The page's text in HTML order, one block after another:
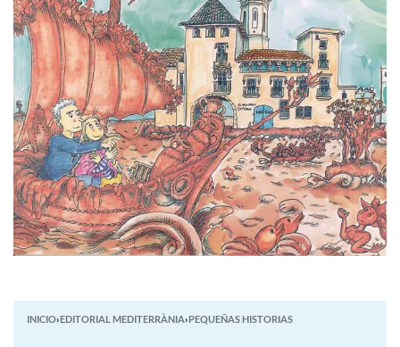
INICIO›EDITORIAL MEDITERRÀNIA›PEQUEÑAS HISTORIAS